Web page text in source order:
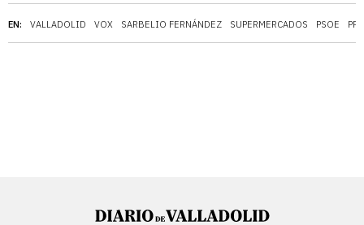
EN: VALLADOLID VOX SARBELIO FERNÁNDEZ SUPERMERCADOS PSOE PP